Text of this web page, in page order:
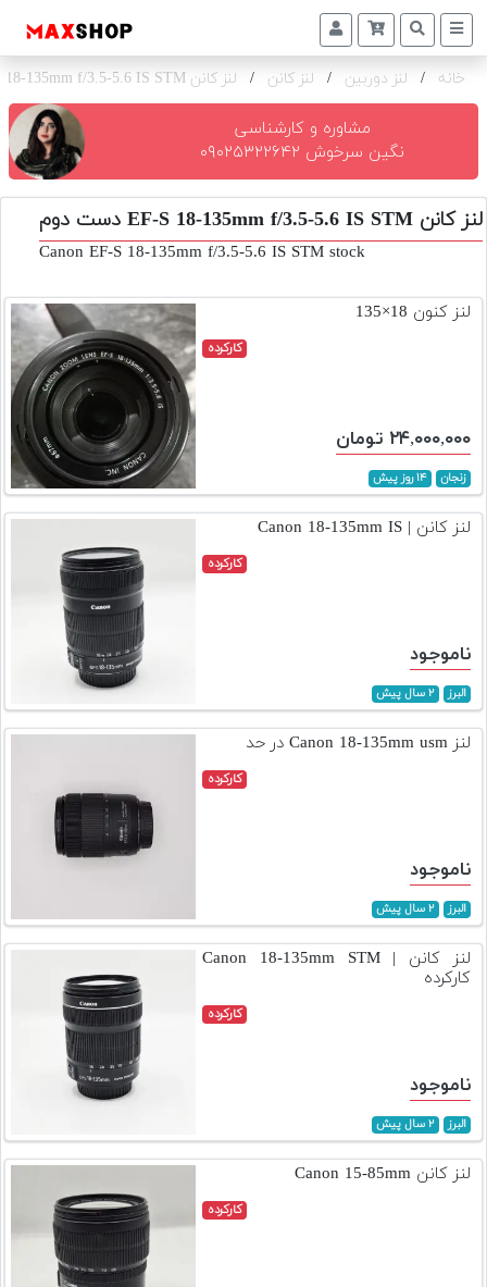
دوربین
و
تجهیزات
و
اکسسوری
دوم
اجاره
دوربین
و
تجهیزات
محصول
دست
دوم
لیست
قیمت
خانه / لنز دوربین / لنز کانن / لنز کانن EF-S 18-135mm f/3.5-5.6 IS STM
مشاوره و کارشناسی
نگین سرخوش ۰۹۰۲۵۳۲۲۶۴۲
لنز کانن EF-S 18-135mm f/3.5-5.6 IS STM دست دوم
Canon EF-S 18-135mm f/3.5-5.6 IS STM stock
لنز کنون 18×135
کارکرده
۲۴,۰۰۰,۰۰۰ تومان
زنجان ۱۴ روز پیش
لنز کانن | Canon 18-135mm IS
کارکرده
ناموجود
البرز ۲ سال پیش
لنز Canon 18-135mm usm در حد
کارکرده
ناموجود
البرز ۲ سال پیش
لنز کانن | Canon 18-135mm STM
کارکرده
کارکرده
ناموجود
البرز ۲ سال پیش
لنز کانن Canon 15-85mm
کارکرده